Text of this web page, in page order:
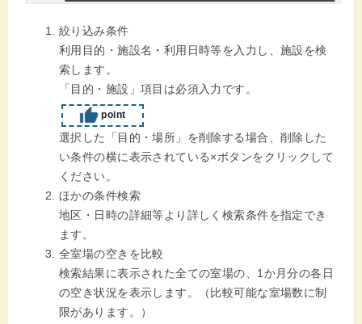
絞り込み条件
利用目的・施設名・利用日時等を入力し、施設を検
索します。
「目的・施設」項目は必須入力です。
point
選択した「目的・場所」を削除する場合、削除した
い条件の横に表示されている×ボタンをクリックして
ください。
ほかの条件検索
地区・日時の詳細等より詳しく検索条件を指定でき
ます。
全室場の空きを比較
検索結果に表示された全ての室場の、1か月分の各日
の空き状況を表示します。（比較可能な室場数に制
限があります。）